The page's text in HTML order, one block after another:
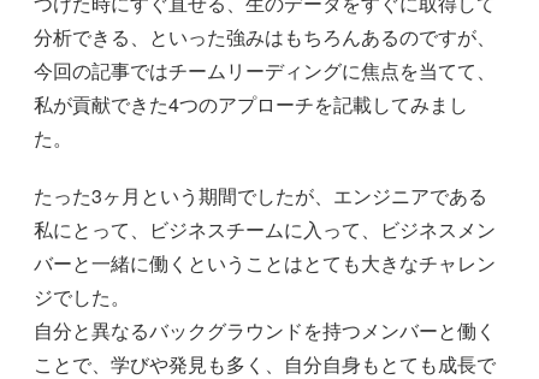
分析できる、といった強みはもちろんあるのですが、
今回の記事ではチームリーディングに焦点を当てて、
私が貢献できた4つのアプローチを記載してみまし
た。
たった3ヶ月という期間でしたが、エンジニアである
私にとって、ビジネスチームに入って、ビジネスメン
バーと一緒に働くということはとても大きなチャレン
ジでした。
自分と異なるバックグラウンドを持つメンバーと働く
ことで、学びや発見も多く、自分自身もとても成長で